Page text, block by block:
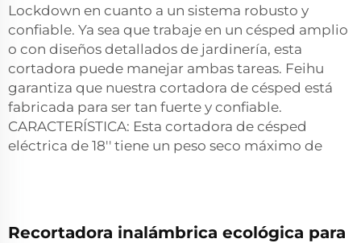
Lockdown en cuanto a un sistema robusto y
confiable. Ya sea que trabaje en un césped amplio
o con diseños detallados de jardinería, esta
cortadora puede manejar ambas tareas. Feihu
garantiza que nuestra cortadora de césped está
fabricada para ser tan fuerte y confiable.
CARACTERÍSTICA: Esta cortadora de césped
eléctrica de 18'' tiene un peso seco máximo de
Recortadora inalámbrica ecológica para